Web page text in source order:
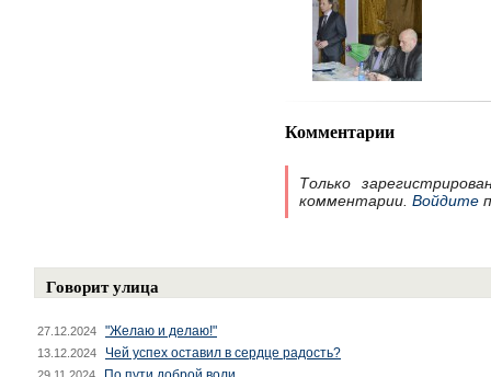
Комментарии
Только
комментарии. Войдите
Говорит улица
27.12.2024 "Желаю и делаю!"
13.12.2024 Чей успех оставил в сердце радость?